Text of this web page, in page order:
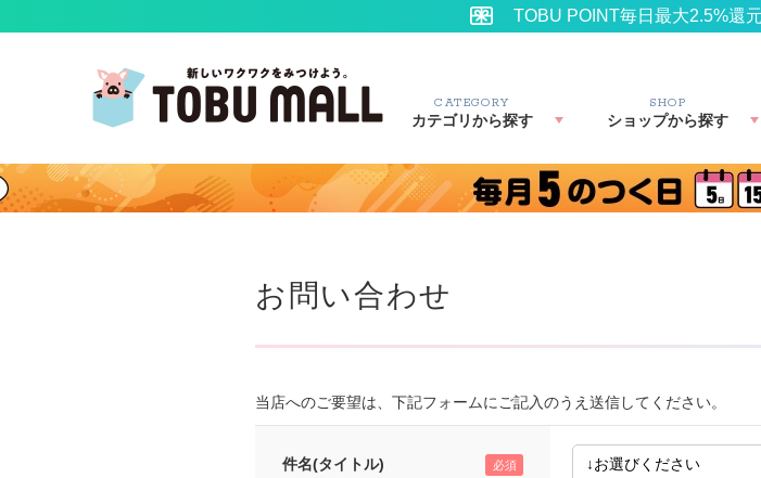
TOBU POINT毎日最大2.5%還
CATEGORY
カテゴリから探す
SHOP
ショップから探す
お問い合わせ
当店へのご要望は、下記フォームにご記入のうえ送信してください。
件名(タイトル)